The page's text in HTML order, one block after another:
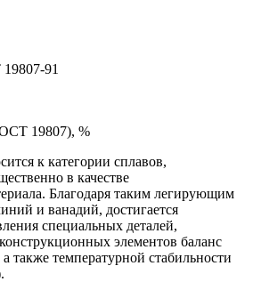
91
19807), %
к категории сплавов,
в качестве
Благодаря таким легирующим
и ванадий, достигается
специальных деталей,
элементов баланс
также температурной стабильности